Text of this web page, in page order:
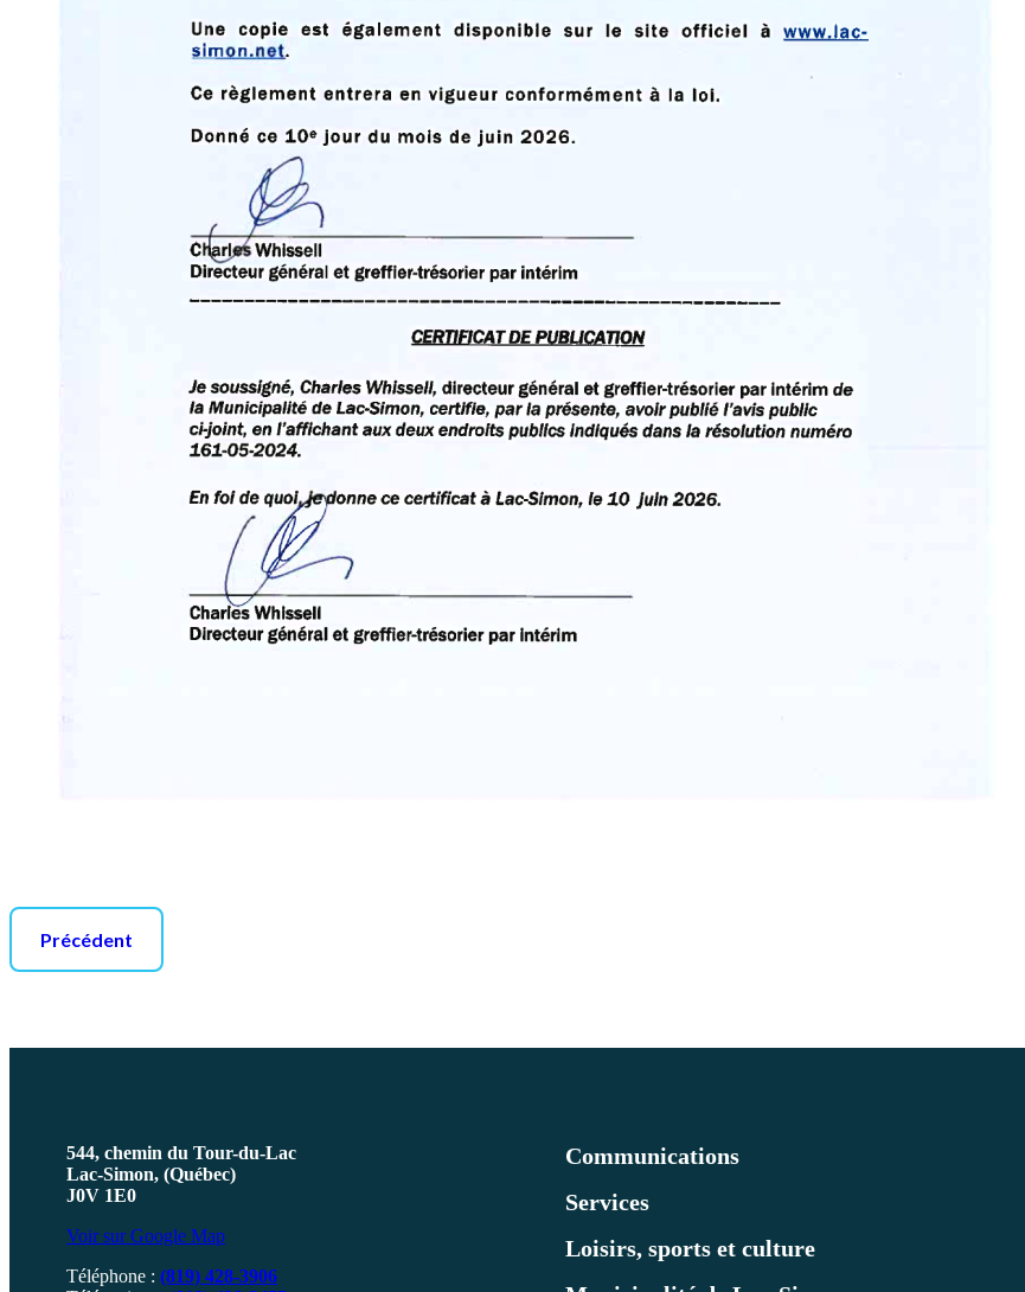
Précédent
544, chemin du Tour-du-Lac
Lac-Simon, (Québec)
J0V 1E0
Voir sur Google Map
Téléphone : (819) 428-3906
Communications
Services
Loisirs, sports et culture